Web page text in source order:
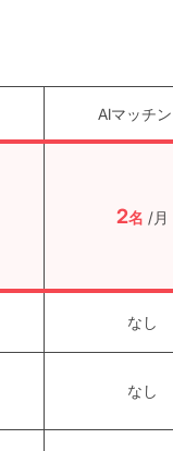
AIマッチ
2名 /月
なし
なし